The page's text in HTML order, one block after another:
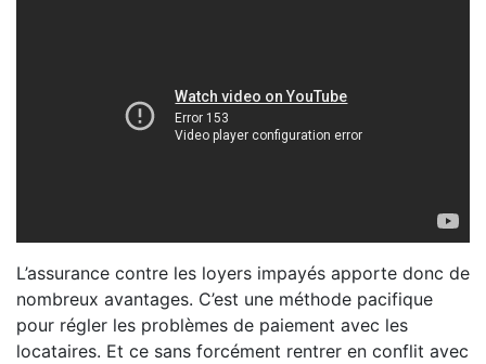
L’assurance contre les loyers impayés apporte donc de
nombreux avantages. C’est une méthode pacifique
pour régler les problèmes de paiement avec les
locataires. Et ce sans forcément rentrer en conflit avec